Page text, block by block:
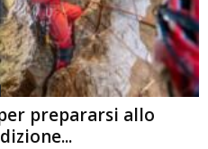
prepararsi allo